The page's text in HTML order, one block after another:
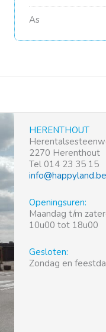
As
HERENTHOUT
2270 Herenthout
Tel 014 23 35 15
info@happyland.be
Openingsuren:
Maandag t/m
10u00 tot 18u00
Gesloten:
Zondag en